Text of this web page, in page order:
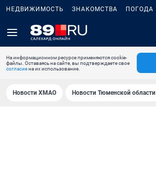
НЕДВИЖИМОСТЬ ЗНАКОМСТВА ПОГОДА
На информационном ресурсе применяются cookie-
файлы. Оставаясь на сайте, вы подтверждаете свое
согласиена их использование.
Новости ХМАО Новости Тюменской области